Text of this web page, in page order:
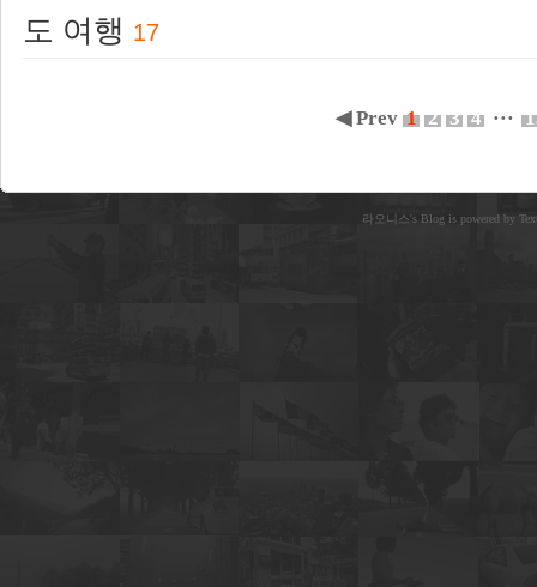
도 여행 17
◀ Prev 1 2 3 4 ···
라오니스's Blog is powered by